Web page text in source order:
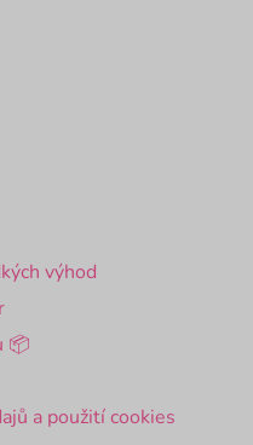
výhod
📦
a použití cookies